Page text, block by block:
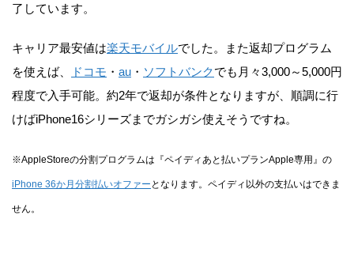
了しています。
キャリア最安値は楽天モバイルでした。また返却プログラム
を使えば、
ドコモ ・ au ・ ソフトバンクでも月々3,000～5,000円
程度で入手可能。約2年で返却が条件となりますが、順調に行
けばiPhone16シリーズまでガシガシ使えそうですね。
※AppleStoreの分割プログラムは『ペイディあと払いプランApple専用』の
iPhone 36か月分割払いオファー となります。ペイディ以外の支払いはできま
せん。